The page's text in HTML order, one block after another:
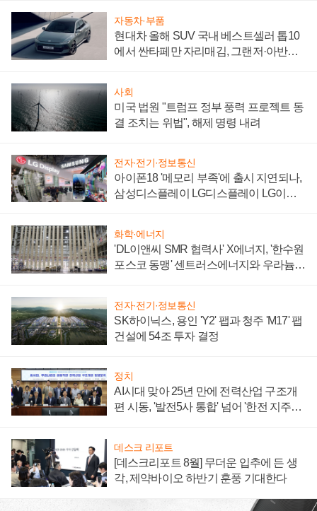
자동차·부품
현대차 올해 SUV 국내 베스트셀러 톱10
에서 싼타페만 자리매김, 그랜저·아반떼
사회
미국 법원 "트럼프 정부 풍력 프로젝트 동
결 조치는 위법", 해제 명령 내려
전자·전기·정보통신
아이폰18 '메모리 부족'에 출시 지연되나,
삼성디스플레이 LG디스플레이 LG이노
화학·에너지
'DL이앤씨 SMR 협력사' X에너지, '한수원
포스코 동맹' 센트러스에너지와 우라늄
전자·전기·정보통신
SK하이닉스, 용인 'Y2' 팹과 청주 'M17' 팹
건설에 54조 투자 결정
정치
AI시대 맞아 25년 만에 전력산업 구조개
편 시동, '발전5사 통합' 넘어 '한전 지주사'
데스크 리포트
[데스크리포트 8월] 무더운 입추에 든 생
각, 제약바이오 하반기 훈풍 기대한다